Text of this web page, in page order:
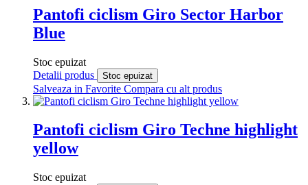
Pantofi ciclism Giro Sector Harbor
Blue
Stoc epuizat
Detalii produs
Stoc epuizat
Salveaza in Favorite Compara cu alt produs
Pantofi ciclism Giro Techne highlight
yellow
Stoc epuizat